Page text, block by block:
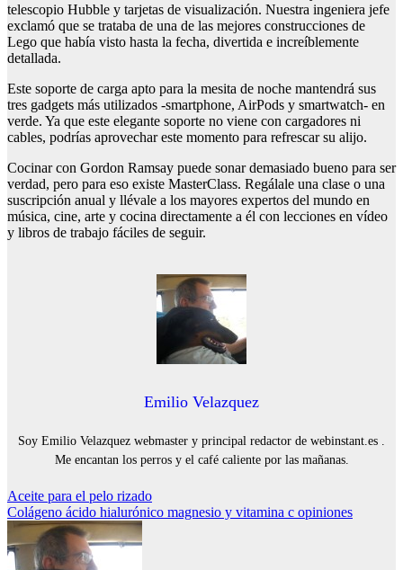
telescopio Hubble y tarjetas de visualización. Nuestra ingeniera jefe
exclamó que se trataba de una de las mejores construcciones de
Lego que había visto hasta la fecha, divertida e increíblemente
detallada.
Este soporte de carga apto para la mesita de noche mantendrá sus
tres gadgets más utilizados -smartphone, AirPods y smartwatch- en
verde. Ya que este elegante soporte no viene con cargadores ni
cables, podrías aprovechar este momento para refrescar su alijo.
Cocinar con Gordon Ramsay puede sonar demasiado bueno para ser
verdad, pero para eso existe MasterClass. Regálale una clase o una
suscripción anual y llévale a los mayores expertos del mundo en
música, cine, arte y cocina directamente a él con lecciones en vídeo
y libros de trabajo fáciles de seguir.
Emilio Velazquez
Soy Emilio Velazquez webmaster y principal redactor de webinstant.es .
Me encantan los perros y el café caliente por las mañanas.
Navegación
de
entradas
Aceite para el pelo rizado
Colágeno ácido hialurónico magnesio y vitamina c opiniones